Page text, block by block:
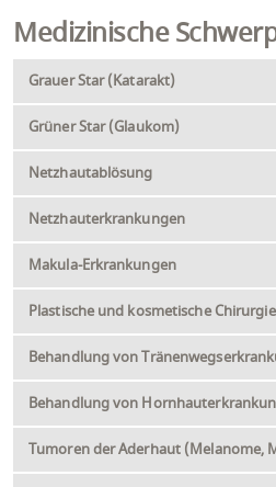
Medizinische
Grauer Star (Katarakt)
Grüner Star (Glaukom)
Netzhautablösung
Netzhauterkrankungen
Makula-Erkrankungen
Plastische und kosmetische Chirurgie
Behandlung von
Behandlung von
Tumoren der Aderhaut (Melanome,